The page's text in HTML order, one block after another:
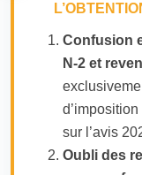
Confusion
N-2 et
sur l’avis
Oubli des